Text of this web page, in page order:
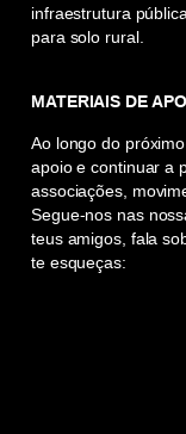
infraestrutura
para solo rural.
MATERIAIS DE
Ao longo do
apoio e continuar a
associações,
Segue-nos nas
teus amigos, fala
te esqueças: